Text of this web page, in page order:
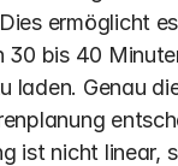
ermöglicht
30 bis 40
laden. Genau
ist nicht linear,